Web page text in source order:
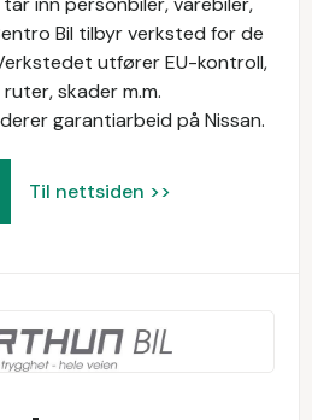
Bil tilbyr verksted for de
utfører EU-kontroll,
skader m.m.
garantiarbeid på Nissan.
Til nettsiden >>